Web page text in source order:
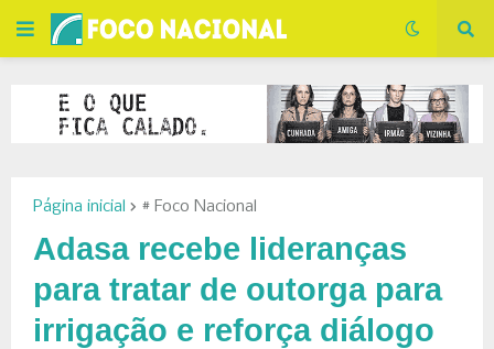
Página inicial # Foco Nacional
Adasa recebe lideranças
para tratar de outorga para
irrigação e reforça diálogo